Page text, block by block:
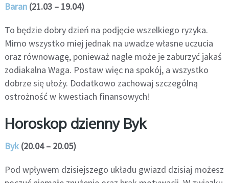
Baran(21.03 – 19.04)
To będzie dobry dzień na podjęcie wszelkiego ryzyka.
Mimo wszystko miej jednak na uwadze własne uczucia
oraz równowagę, ponieważ nagle może je zaburzyć jakaś
zodiakalna Waga. Postaw więc na spokój, a wszystko
dobrze się ułoży. Dodatkowo zachowaj szczególną
ostrożność w kwestiach finansowych!
Horoskop dzienny Byk
Byk(20.04 – 20.05)
Pod wpływem dzisiejszego układu gwiazd dzisiaj możesz